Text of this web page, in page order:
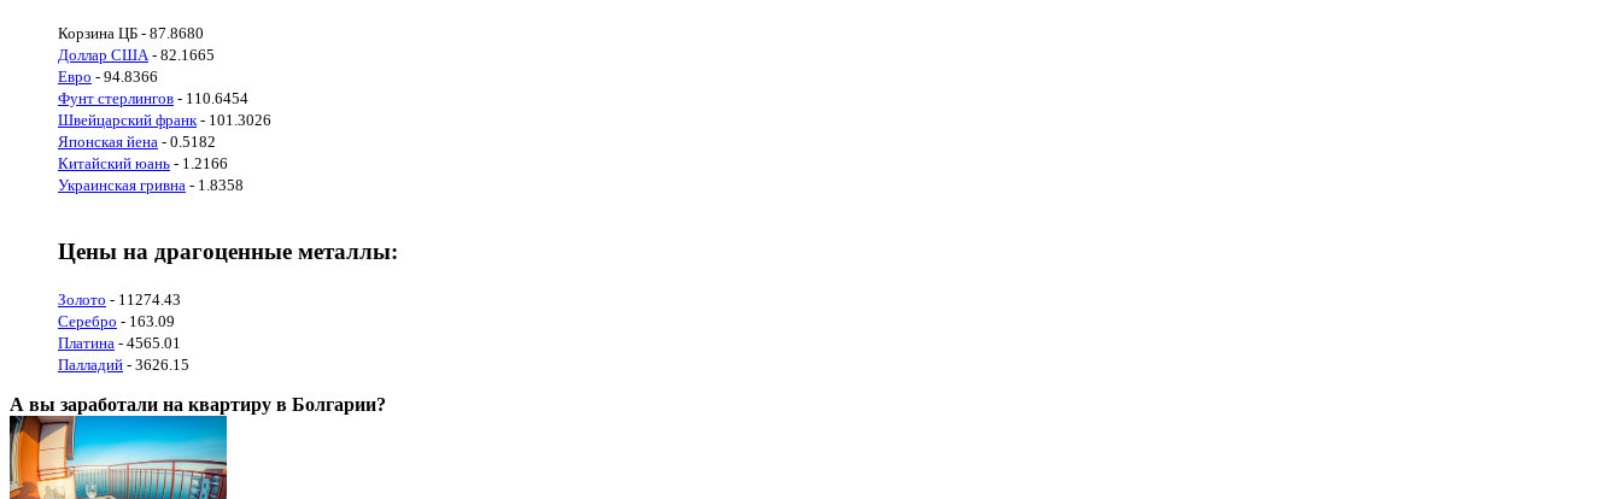
Корзина ЦБ - 87.8680
Доллар США - 82.1665
Евро - 94.8366
Фунт стерлингов - 110.6454
Швейцарский франк - 101.3026
Японская йена - 0.5182
Китайский юань - 1.2166
Украинская гривна - 1.8358
Цены на драгоценные металлы:
Золото - 11274.43
Серебро - 163.09
Платина - 4565.01
Палладий - 3626.15
А вы заработали на квартиру в Болгарии?